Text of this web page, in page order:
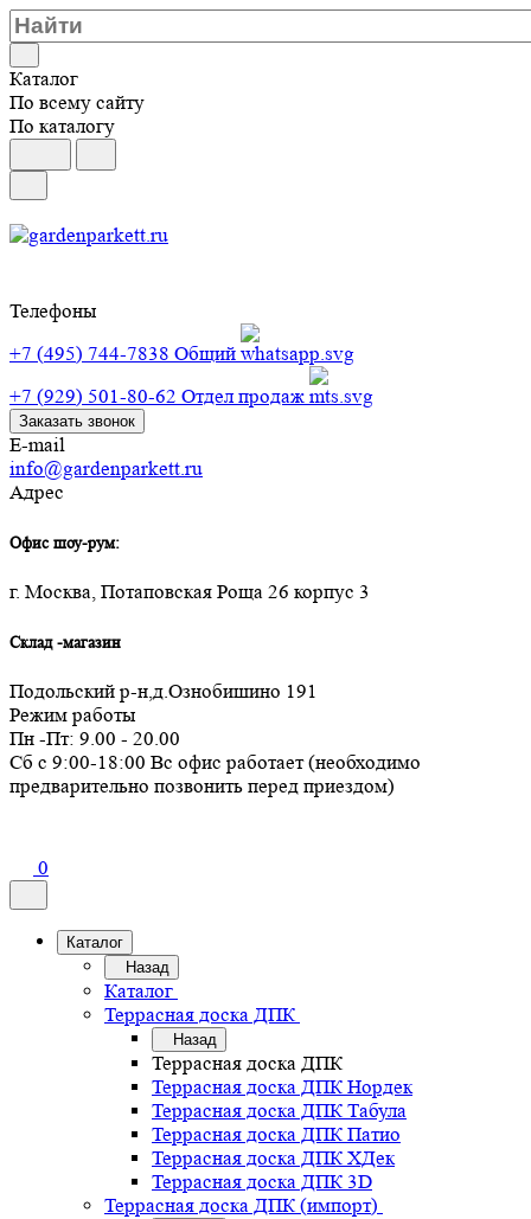
Каталог
По всему сайту
По каталогу
Телефоны
+7 (495) 744-7838 Общий
+7 (929) 501-80-62 Отдел продаж
Заказать звонок
E-mail
info@gardenparkett.ru
Адрес
Офис шоу-рум:
г. Москва, Потаповская Роща 26 корпус 3
Склад -магазин
Подольский р-н,д.Ознобишино 191
Режим работы
Пн -Пт: 9.00 - 20.00
Сб с 9:00-18:00 Вс офис работает (необходимо
предварительно позвонить перед приездом)
0
Каталог
Назад
Каталог
Террасная доска ДПК
Назад
Террасная доска ДПК
Террасная доска ДПК Нордек
Террасная доска ДПК Табула
Террасная доска ДПК Патио
Террасная доска ДПК ХДек
Террасная доска ДПК 3D
Террасная доска ДПК (импорт)